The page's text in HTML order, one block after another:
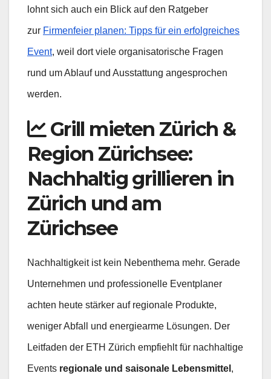
lohnt sich auch ein Blick auf den Ratgeber
zur Firmenfeier planen: Tipps für ein erfolgreiches
Event, weil dort viele organisatorische Fragen
rund um Ablauf und Ausstattung angesprochen
werden.
Grill mieten Zürich &
Region Zürichsee:
Nachhaltig grillieren in
Zürich und am
Zürichsee
Nachhaltigkeit ist kein Nebenthema mehr. Gerade
Unternehmen und professionelle Eventplaner
achten heute stärker auf regionale Produkte,
weniger Abfall und energiearme Lösungen. Der
Leitfaden der ETH Zürich empfiehlt für nachhaltige
Events regionale und saisonale Lebensmittel ,